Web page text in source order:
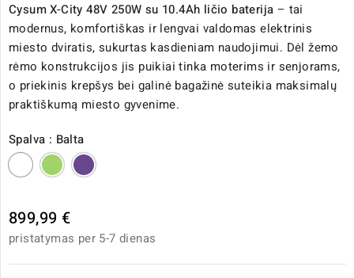
Cysum X-City 48V 250W su 10.4Ah ličio baterija – tai
modernus, komfortiškas ir lengvai valdomas elektrinis
miesto dviratis, sukurtas kasdieniam naudojimui. Dėl žemo
rėmo konstrukcijos jis puikiai tinka moterims ir senjorams,
o priekinis krepšys bei galinė bagažinė suteikia maksimalų
praktiškumą miesto gyvenime.
Spalva : Balta
BaltaŽalia Violetinė
899,99 €
pristatymas per 5-7 dienas